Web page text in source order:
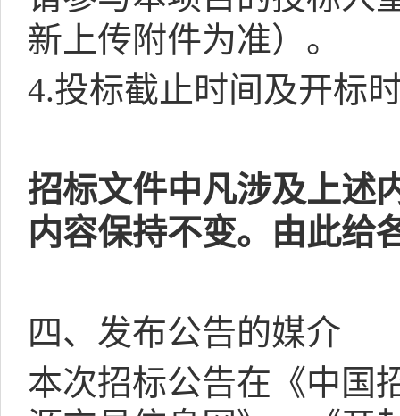
新上传附件为准）。
4.投标截止时间及开标
招标文件中凡涉及上述
内容保持不变。由此给
四、发布公告的媒介
本次招标公告在《中国